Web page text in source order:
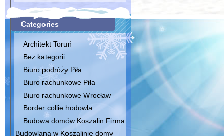
Categories
Architekt Toruń
Bez kategorii
Biuro podróży Piła
Biuro rachunkowe Piła
Biuro rachunkowe Wrocław
Border collie hodowla
Budowa domów Koszalin Firma
Budowlana w Koszalinie domy